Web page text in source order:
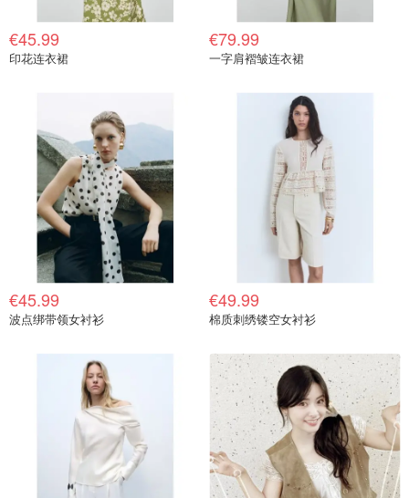
€45.99
印花连衣裙
€79.99
一字肩褶皱连衣裙
€45.99
波点绑带领女衬衫
€49.99
棉质刺绣镂空女衬衫